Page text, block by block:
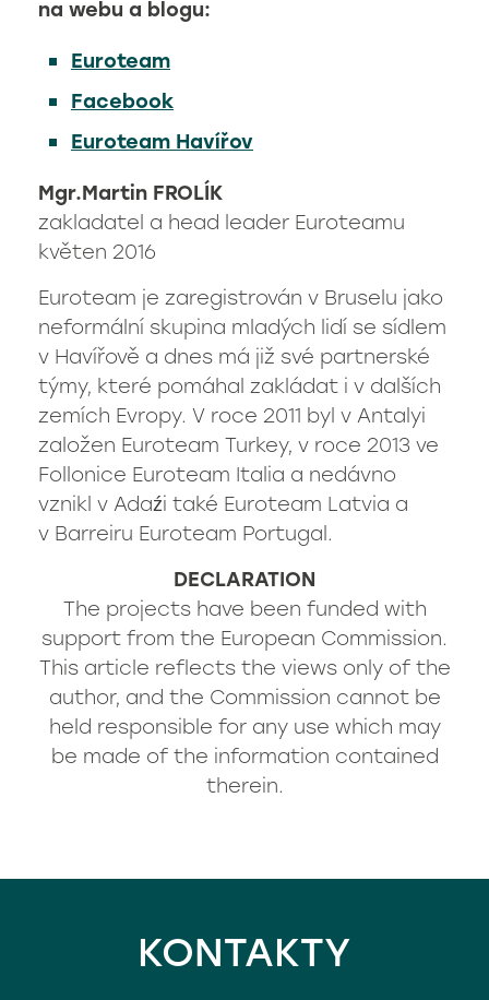
na webu a blogu:
Euroteam
Facebook
Euroteam Havířov
Mgr.Martin FROLÍK
zakladatel a head leader Euroteamu
květen 2016
Euroteam je zaregistrován v Bruselu jako
neformální skupina mladých lidí se sídlem
v Havířově a dnes má již své partnerské
týmy, které pomáhal zakládat i v dalších
zemích Evropy. V roce 2011 byl v Antalyi
založen Euroteam Turkey, v roce 2013 ve
Follonice Euroteam Italia a nedávno
vznikl v Adaźi také Euroteam Latvia a
v Barreiru Euroteam Portugal.
DECLARATION
The projects have been funded with
support from the European Commission.
This article reflects the views only of the
author, and the Commission cannot be
held responsible for any use which may
be made of the information contained
therein.
KONTAKTY